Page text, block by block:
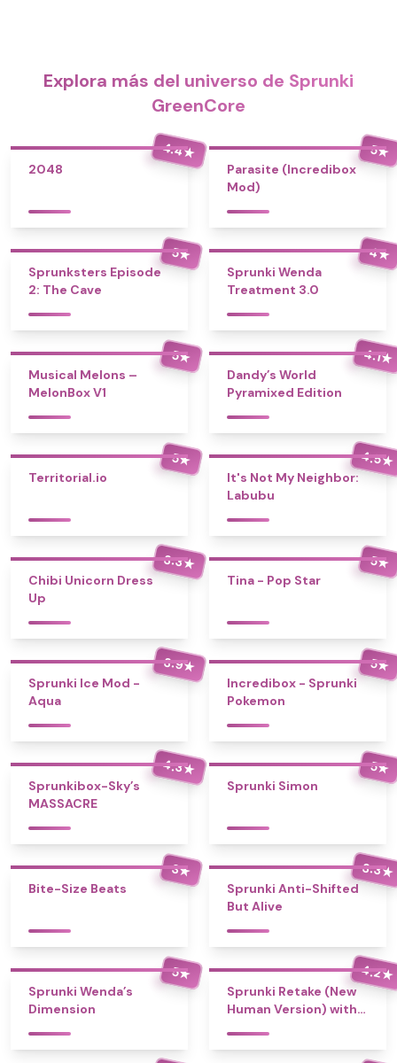
Explora más del universo de Sprunki
GreenCore
4.4★
2048
5★
Parasite (Incredibox
Mod)
5★
Sprunksters Episode
2: The Cave
4★
Sprunki Wenda
Treatment 3.0
5★
Musical Melons –
MelonBox V1
4.1★
Dandy’s World
Pyramixed Edition
5★
Territorial.io
4.5★
It's Not My Neighbor:
Labubu
3.3★
Chibi Unicorn Dress
Up
5★
Tina - Pop Star
3.9★
Sprunki Ice Mod -
Aqua
5★
Incredibox - Sprunki
Pokemon
4.3★
Sprunkibox-Sky’s
MASSACRE
5★
Sprunki Simon
3★
Bite-Size Beats
3.3★
Sprunki Anti-Shifted
But Alive
5★
Sprunki Wenda’s
Dimension
4.2★
Sprunki Retake (New
Human Version) with